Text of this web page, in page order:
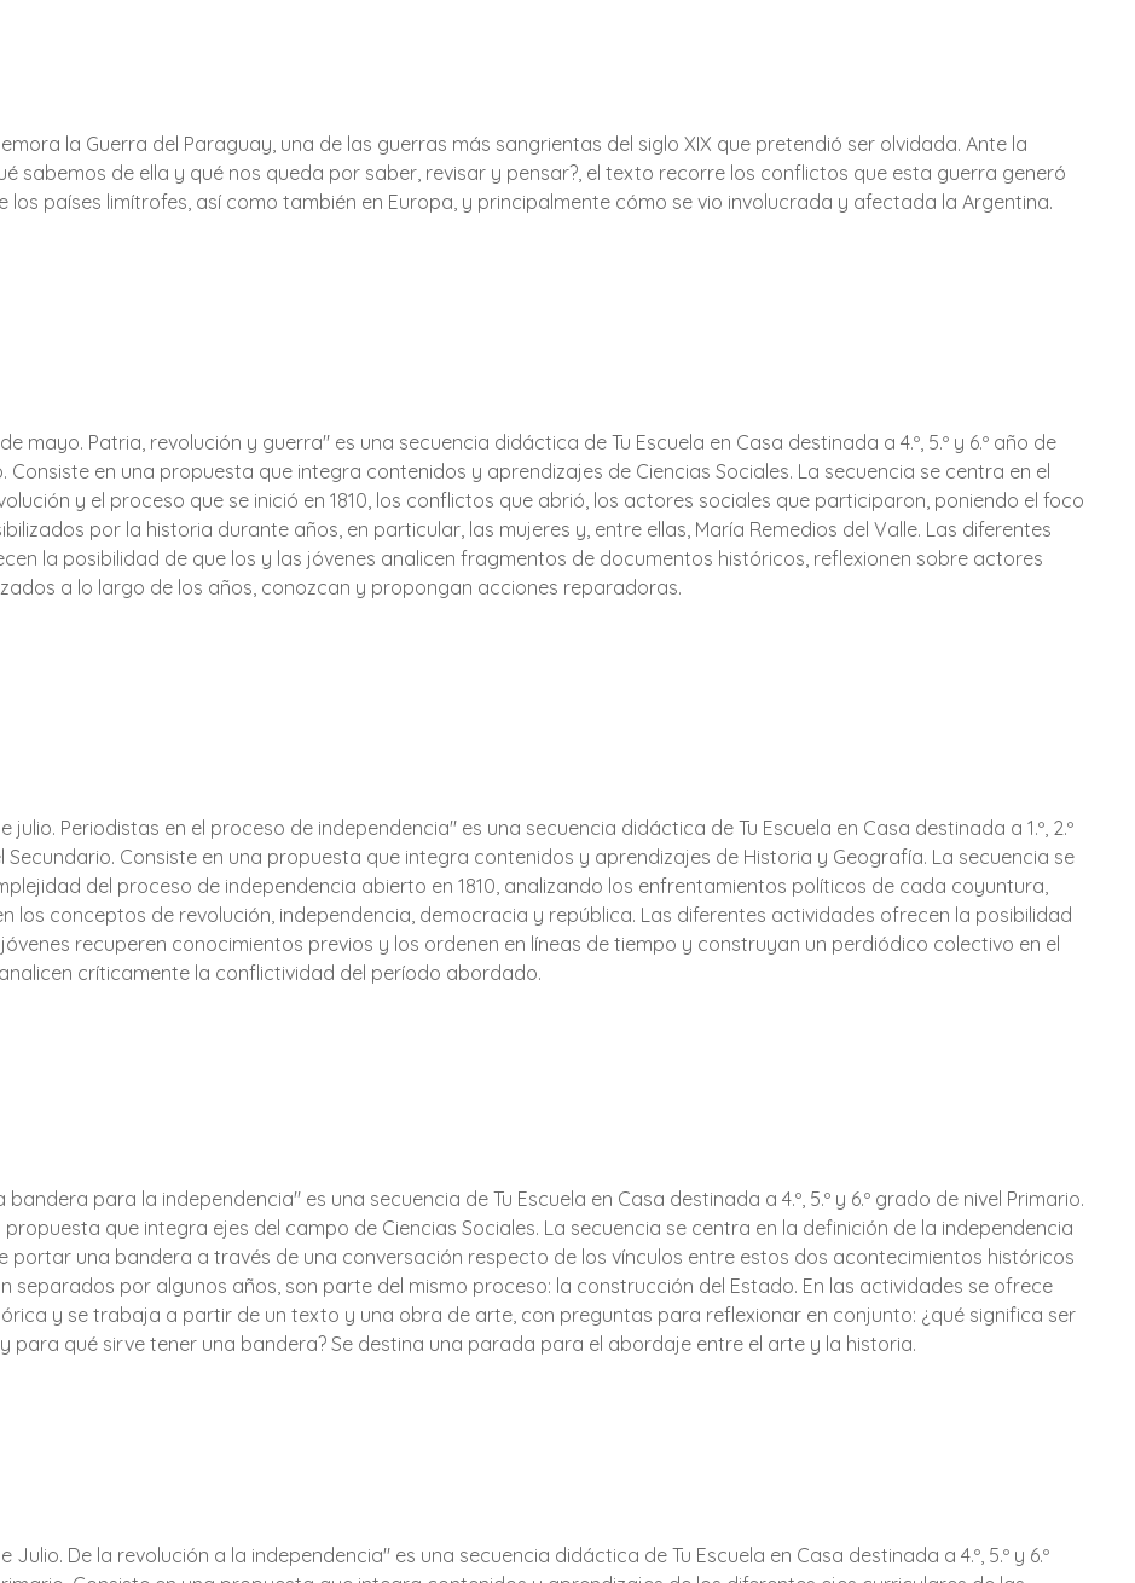
la Guerra del Paraguay, una de las guerras más sangrientas del siglo XIX que pretendió ser olvidada. Ante la
sabemos de ella y qué nos queda por saber, revisar y pensar?, el texto recorre los conflictos que esta guerra generó
los países limítrofes, así como también en Europa, y principalmente cómo se vio involucrada y afectada la Argentina.
mayo. Patria, revolución y guerra" es una secuencia didáctica de Tu Escuela en Casa destinada a 4.º, 5.º y 6.º año de
Consiste en una propuesta que integra contenidos y aprendizajes de Ciencias Sociales. La secuencia se centra en el
y el proceso que se inició en 1810, los conflictos que abrió, los actores sociales que participaron, poniendo el foco
por la historia durante años, en particular, las mujeres y, entre ellas, María Remedios del Valle. Las diferentes
la posibilidad de que los y las jóvenes analicen fragmentos de documentos históricos, reflexionen sobre actores
a lo largo de los años, conozcan y propongan acciones reparadoras.
julio. Periodistas en el proceso de independencia" es una secuencia didáctica de Tu Escuela en Casa destinada a 1.º, 2.º
Secundario. Consiste en una propuesta que integra contenidos y aprendizajes de Historia y Geografía. La secuencia se
del proceso de independencia abierto en 1810, analizando los enfrentamientos políticos de cada coyuntura,
los conceptos de revolución, independencia, democracia y república. Las diferentes actividades ofrecen la posibilidad
recuperen conocimientos previos y los ordenen en líneas de tiempo y construyan un perdiódico colectivo en el
críticamente la conflictividad del período abordado.
bandera para la independencia" es una secuencia de Tu Escuela en Casa destinada a 4.º, 5.º y 6.º grado de nivel Primario.
propuesta que integra ejes del campo de Ciencias Sociales. La secuencia se centra en la definición de la independencia
portar una bandera a través de una conversación respecto de los vínculos entre estos dos acontecimientos históricos
separados por algunos años, son parte del mismo proceso: la construcción del Estado. En las actividades se ofrece
y se trabaja a partir de un texto y una obra de arte, con preguntas para reflexionar en conjunto: ¿qué significa ser
para qué sirve tener una bandera? Se destina una parada para el abordaje entre el arte y la historia.
Julio. De la revolución a la independencia" es una secuencia didáctica de Tu Escuela en Casa destinada a 4.º, 5.º y 6.º